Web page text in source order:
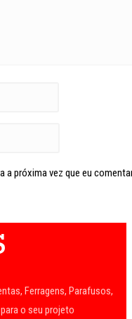
a próxima vez que eu
Ferragens, Parafusos,
o seu projeto